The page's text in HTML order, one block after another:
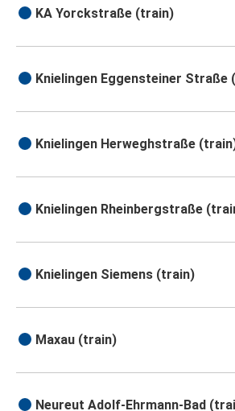
KA Yorckstraße (train)
Knielingen Eggensteiner Straße
Knielingen Herweghstraße
Knielingen Rheinbergstraße
Knielingen Siemens (train)
Maxau (train)
Neureut Adolf-Ehrmann-Bad